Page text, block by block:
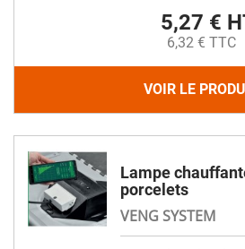
5,27 €
6,32 € TTC
VOIR LE
Lampe
porcelets
VENG SYSTEM